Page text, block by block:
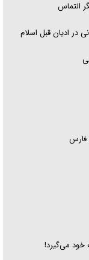
التماس
در ادیان قبل اسلام
فارس
خود می‌گیرد!